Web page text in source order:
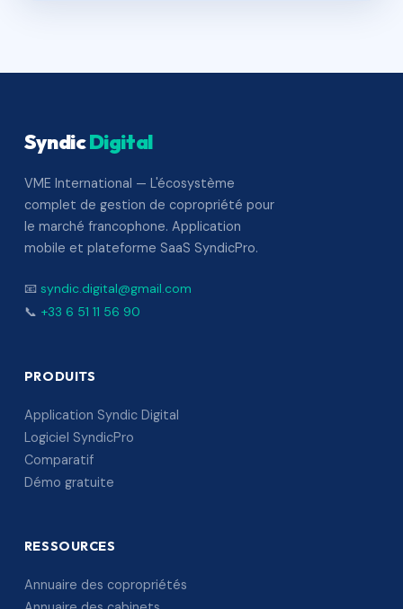
SyndicDigital
VME International — L'écosystème
complet de gestion de copropriété pour
le marché francophone. Application
mobile et plateforme SaaS SyndicPro.
📧 syndic.digital@gmail.com
📞 +33 6 51 11 56 90
PRODUITS
Application Syndic Digital
Logiciel SyndicPro
Comparatif
Démo gratuite
RESSOURCES
Annuaire des copropriétés